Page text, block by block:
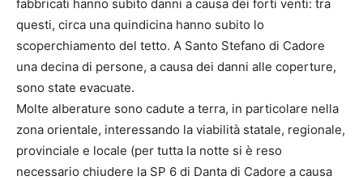
fabbricati hanno subito danni a causa dei forti venti: tra
questi, circa una quindicina hanno subito lo
scoperchiamento del tetto. A Santo Stefano di Cadore
una decina di persone, a causa dei danni alle coperture,
sono state evacuate.
Molte alberature sono cadute a terra, in particolare nella
zona orientale, interessando la viabilità statale, regionale,
provinciale e locale (per tutta la notte si è reso
necessario chiudere la SP 6 di Danta di Cadore a causa